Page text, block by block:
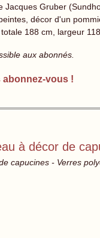
Jacques Gruber
décor d'un
188 cm, largeur
aux abonnés.
vous !
à décor de
capucines - Verres